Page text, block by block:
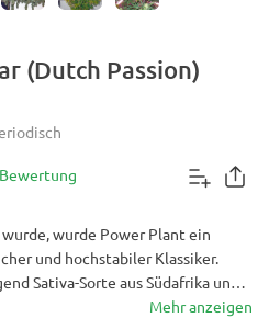
(Dutch Passion)
wurde Power Plant ein
und hochstabiler Klassiker.
Sativa-Sorte aus Südafrika und
Passion erhältlich.Mehr anzeigen